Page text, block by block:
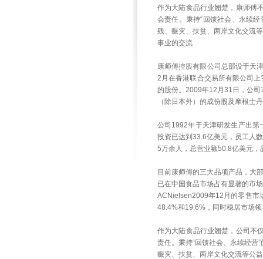
作为大陆食品行业翘楚，康师傅
会责任。秉持“回馈社会、永续
残、赈灾、扶贫、两岸文化交流
事业的交流
康师傅控股有限公司总部设于天
2月在香港联合交易所有限公司
的股份。2009年12月31日，公
（除日本外）的成份股及摩根士
公司1992年于天津研发生产出第
投资已达到33.6亿美元，员工人数
5万余人，总营业额50.8亿美元
目前康师傅的三大品项产品，大
已在中国食品市场占有显著的市
ACNielsen2009年12月的零售市
48.4%和19.6%，同时稳居市场
作为大陆食品行业翘楚，公司不
责任。秉持“回馈社会、永续经
赈灾、扶贫、两岸文化交流等公